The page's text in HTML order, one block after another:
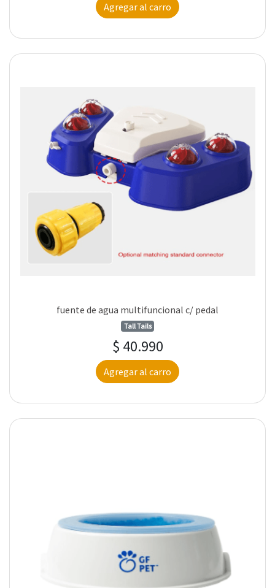
Agregar al carro
fuente de agua multifuncional c/ pedal
Tall Tails
$ 40.990
Agregar al carro